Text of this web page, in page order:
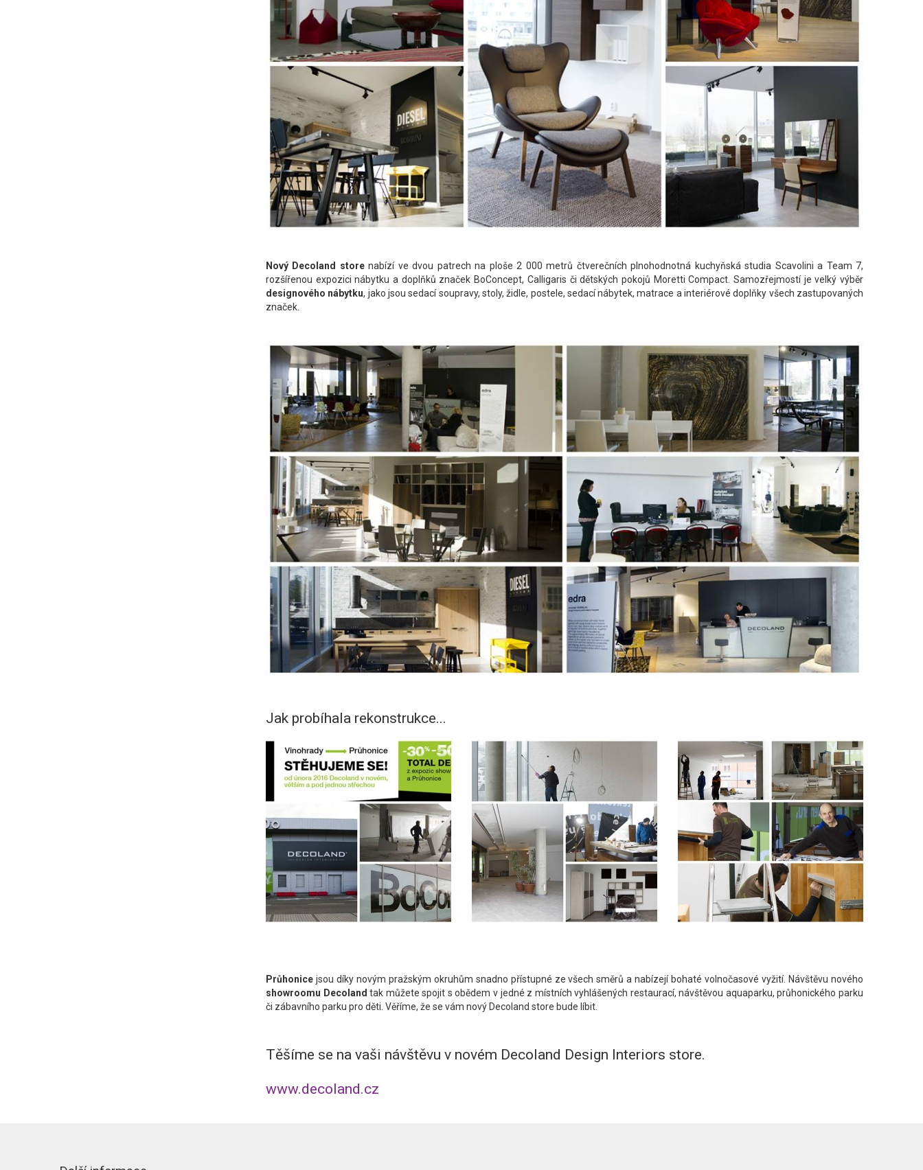
Nový Decoland storenabízí ve dvou patrech na ploše 2 000 metrů čtverečních plnohodnotná kuchyňská studia Scavolini a Team 7,
rozšířenou expozici nábytku a doplňků značek BoConcept, Calligaris či dětských pokojů Moretti Compact. Samozřejmostí je velký výběr
designového nábytku, jako jsou sedací soupravy, stoly, židle, postele, sedací nábytek, matrace a interiérové doplňky všech zastupovaných
značek.
Jak probíhala rekonstrukce...
Průhonice jsou díky novým pražským okruhům snadno přístupné ze všech směrů a nabízejí bohaté volnočasové vyžití. Návštěvu nového
showroomu Decoland tak můžete spojit s obědem v jedné z místních vyhlášených restaurací, návštěvou aquaparku, průhonického parku
či zábavního parku pro děti. Věříme, že se vám nový Decoland store bude líbit.
Těšíme se na vaši návštěvu v novém Decoland Design Interiors store.
www.decoland.cz